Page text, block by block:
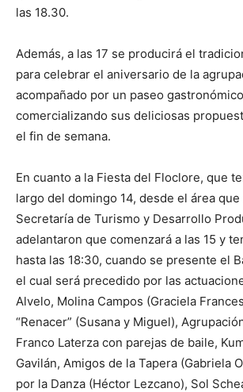
las 18.30.
Además, a las 17 se producirá el
para celebrar el aniversario de la
acompañado por un paseo
comercializando sus deliciosas
el fin de semana.
En cuanto a la Fiesta del Floclore, que
largo del domingo 14, desde el área
Secretaría de Turismo y Desarrollo
adelantaron que comenzará a las 15 y
hasta las 18:30, cuando se presente el
el cual será precedido por las
Alvelo, Molina Campos (Graciela
“Renacer” (Susana y Miguel),
Franco Laterza con parejas de baile,
Gavilán, Amigos de la Tapera (Gabriela
por la Danza (Héctor Lezcano), Sol